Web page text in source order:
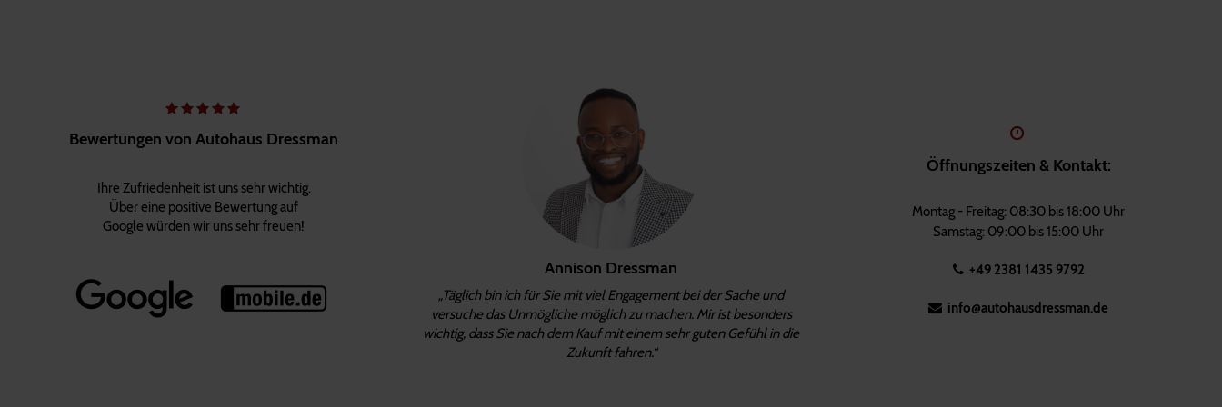
Bewertungen von Autohaus Dressman
Ihre Zufriedenheit ist uns sehr wichtig.
Über eine positive Bewertung auf
Google würden wir uns sehr freuen!
Annison Dressman
„Täglich bin ich für Sie mit viel Engagement bei der Sache und
versuche das Unmögliche möglich zu machen. Mir ist besonders
wichtig, dass Sie nach dem Kauf mit einem sehr guten Gefühl in die
Zukunft fahren.“
Öffnungszeiten & Kontakt:
Montag - Freitag: 08:30 bis 18:00 Uhr
Samstag: 09:00 bis 15:00 Uhr
+49 2381 1435 9792
info@autohausdressman.de